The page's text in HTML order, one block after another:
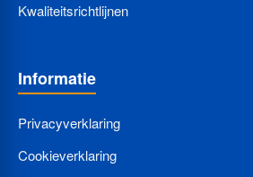
Kwaliteitsrichtlijnen
Informatie
Privacyverklaring
Cookieverklaring